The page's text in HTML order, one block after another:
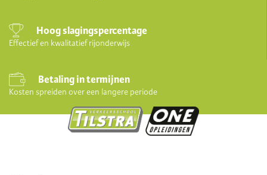
Hoog slagingspercentage
Effectief en kwalitatief rijonderwijs
Betaling in termijnen
Kosten spreiden over een langere periode